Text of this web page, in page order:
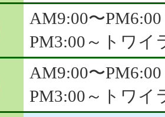
AM9:00〜PM6:00
PM3:00～トワイ
AM9:00〜PM6:00
PM3:00～トワイ